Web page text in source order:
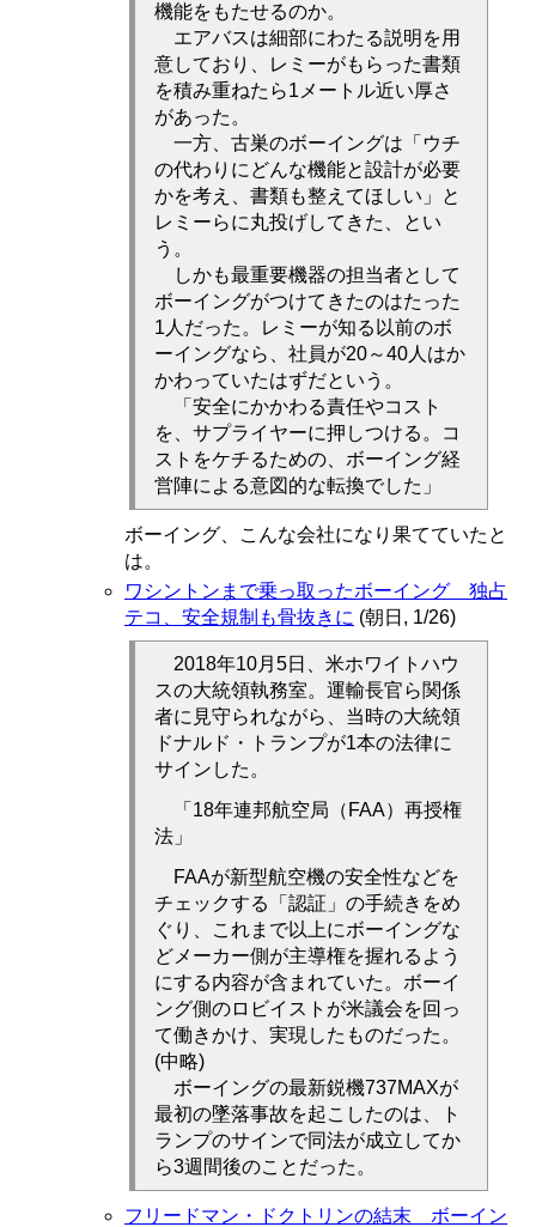
機能をもたせるのか。
エアバスは細部にわたる説明を用
意しており、レミーがもらった書類
を積み重ねたら1メートル近い厚さ
があった。
一方、古巣のボーイングは「ウチ
の代わりにどんな機能と設計が必要
かを考え、書類も整えてほしい」と
レミーらに丸投げしてきた、とい
う。
しかも最重要機器の担当者として
ボーイングがつけてきたのはたった
1人だった。レミーが知る以前のボ
ーイングなら、社員が20～40人はか
かわっていたはずだという。
「安全にかかわる責任やコスト
を、サプライヤーに押しつける。コ
ストをケチるための、ボーイング経
営陣による意図的な転換でした」
ボーイング、こんな会社になり果てていたと
は。
ワシントンまで乗っ取ったボーイング 独占
テコ、安全規制も骨抜きに (朝日, 1/26)
2018年10月5日、米ホワイトハウ
スの大統領執務室。運輸長官ら関係
者に見守られながら、当時の大統領
ドナルド・トランプが1本の法律に
サインした。
「18年連邦航空局（FAA）再授権
法」
FAAが新型航空機の安全性などを
チェックする「認証」の手続きをめ
ぐり、これまで以上にボーイングな
どメーカー側が主導権を握れるよう
にする内容が含まれていた。ボーイ
ング側のロビイストが米議会を回っ
て働きかけ、実現したものだった。
(中略)
ボーイングの最新鋭機737MAXが
最初の墜落事故を起こしたのは、ト
ランプのサインで同法が成立してか
ら3週間後のことだった。
フリードマン・ドクトリンの結末 ボーイン